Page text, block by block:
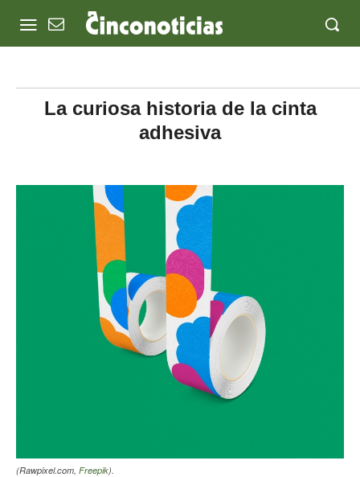
La curiosa historia de la cinta
adhesiva
(Rawpixel.com, Freepik).